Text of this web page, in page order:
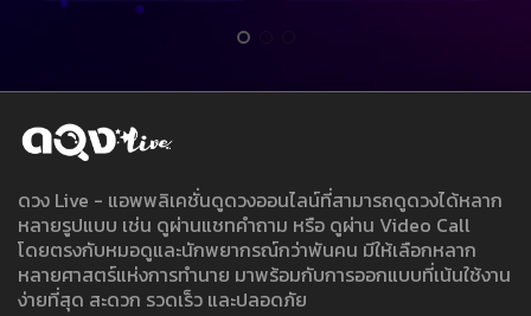
ดวง Live - แอพพลิเคชั่นดูดวงออนไลน์ที่สามารถดูดวงได้หลาก
หลายรูปแบบ เช่น ดูผ่านแชทคำถาม หรือ ดูผ่าน Video Call
โดยตรงกับหมอดูและนักพยากรณ์กว่าพันคน มีให้เลือกหลาก
หลายศาสตร์แห่งการทำนาย มาพร้อมกับการออกแบบที่เน้นใช้งาน
ง่ายที่สุด สะดวก รวดเร็ว และปลอดภัย